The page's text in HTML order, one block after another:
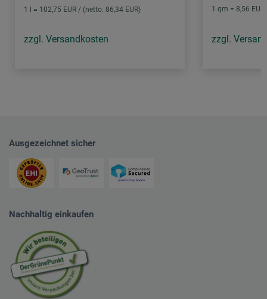
1 l = 102,75 EUR / (netto: 86,34 EUR)
zzgl. Versandkosten
1 qm = 8,56
zzgl.
Ausgezeichnet sicher
Nachhaltig einkaufen